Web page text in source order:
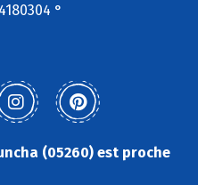
°
(05260) est proche